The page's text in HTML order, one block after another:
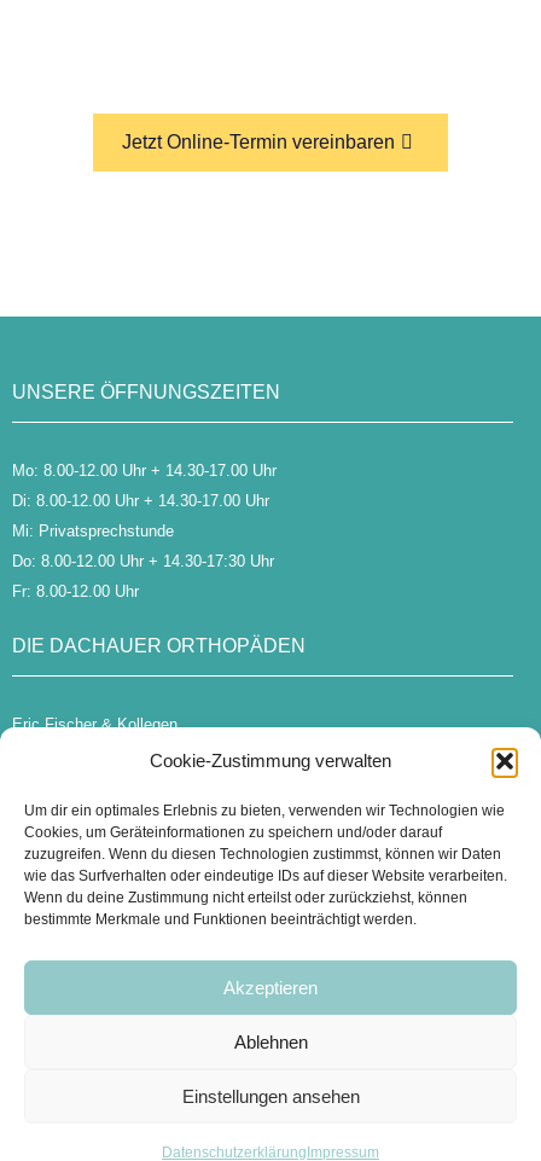
Cookie-Zustimmung verwalten
Um dir ein optimales Erlebnis zu bieten, verwenden wir Technologien wie
Cookies, um Geräteinformationen zu speichern und/oder darauf
zuzugreifen. Wenn du diesen Technologien zustimmst, können wir Daten
wie das Surfverhalten oder eindeutige IDs auf dieser Website verarbeiten.
Wenn du deine Zustimmung nicht erteilst oder zurückziehst, können
bestimmte Merkmale und Funktionen beeinträchtigt werden.
Akzeptieren
Ablehnen
Einstellungen ansehen
Datenschutzerklärung Impressum
Jetzt Online-Termin vereinbaren
UNSERE ÖFFNUNGSZEITEN
Mo: 8.00-12.00 Uhr + 14.30-17.00 Uhr
Di: 8.00-12.00 Uhr + 14.30-17.00 Uhr
Mi: Privatsprechstunde
Do: 8.00-12.00 Uhr + 14.30-17:30 Uhr
Fr: 8.00-12.00 Uhr
DIE DACHAUER ORTHOPÄDEN
Eric Fischer & Kollegen
Münchner Straße 22
praxis@die-dachauer-orthopaeden.de
Tel:08131 – 73 56 99
ZWEITMEINUNG
Bei Interesse an einer Zweitmeinung beraten wir Sie gerne.
Hier Onlinetermin buchen.